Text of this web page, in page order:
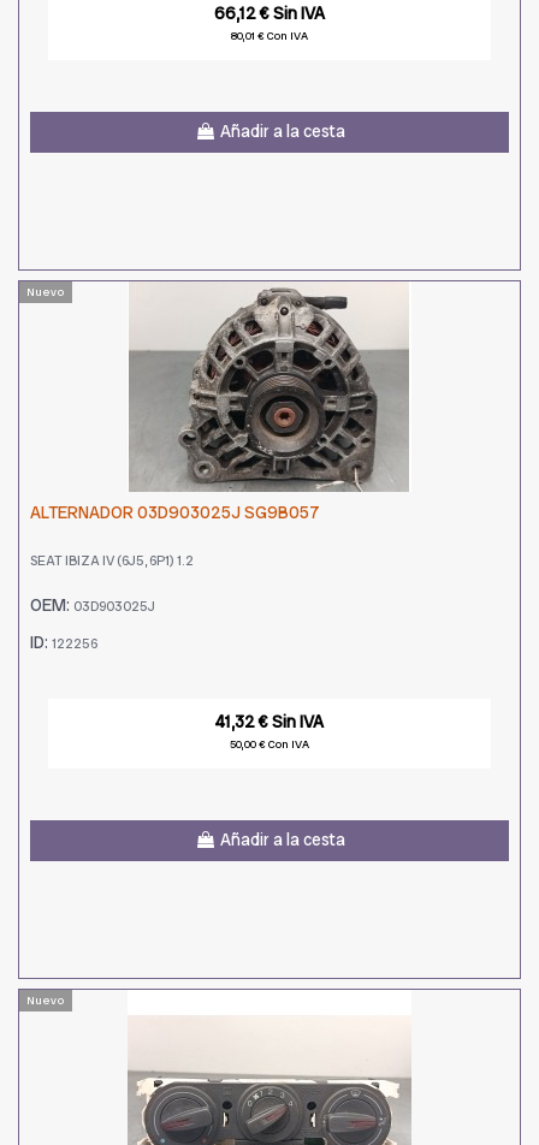
66,12 € Sin IVA
80,01 € Con IVA
Añadir a la cesta
Nuevo
ALTERNADOR 03D903025J SG9B057
SEAT IBIZA IV (6J5, 6P1) 1.2
OEM: 03D903025J
ID: 122256
41,32 € Sin IVA
50,00 € Con IVA
Añadir a la cesta
Nuevo